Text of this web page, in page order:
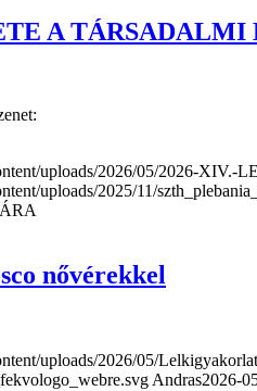
A
uploads/2026/05/2026-
uploads/2025/11/
nővérekkel
uploads/2026/05/
Andras2026-